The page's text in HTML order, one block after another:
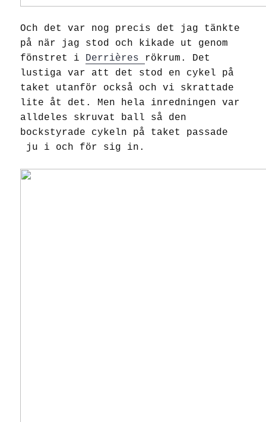
Och det var nog precis det jag tänkte
på när jag stod och kikade ut genom
fönstret i Derrières
rökrum. Det
lustiga var att det stod en cykel på
taket utanför också och vi skrattade
lite åt det. Men hela inredningen var
alldeles skruvat ball så den
bockstyrade cykeln på taket passade
ju i och för sig in.